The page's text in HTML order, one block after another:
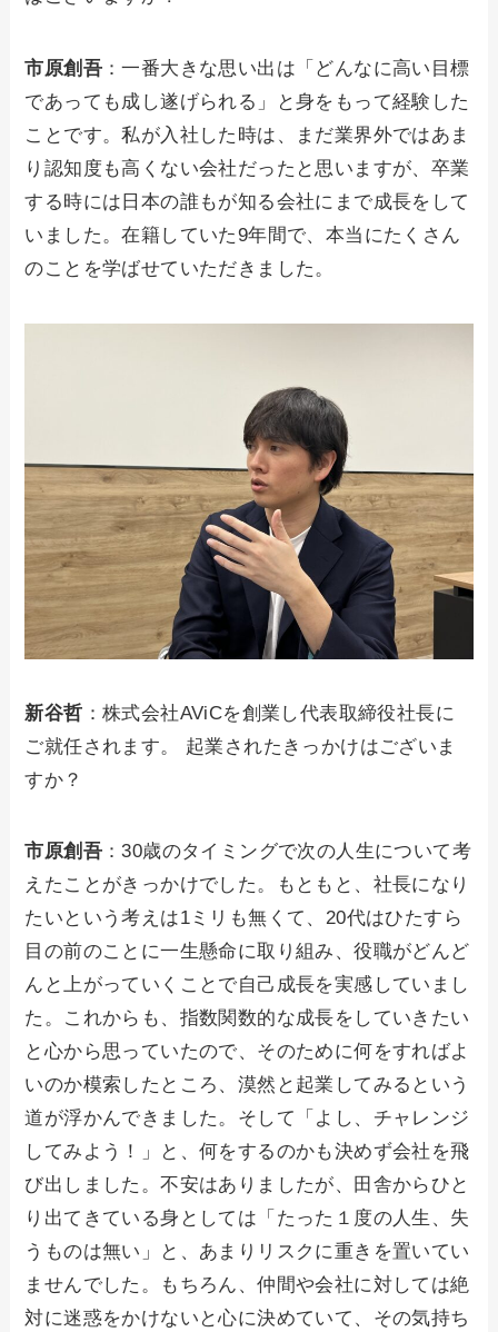
市原創吾 ：一番大きな思い出は「どんなに高い目標
であっても成し遂げられる」と身をもって経験した
ことです。私が入社した時は、まだ業界外ではあま
り認知度も高くない会社だったと思いますが、卒業
する時には日本の誰もが知る会社にまで成長をして
いました。在籍していた9年間で、本当にたくさん
のことを学ばせていただきました。
新谷哲 ：株式会社AViCを創業し代表取締役社長に
ご就任されます。 起業されたきっかけはございま
すか？
市原創吾 ：30歳のタイミングで次の人生について考
えたことがきっかけでした。もともと、社長になり
たいという考えは1ミリも無くて、20代はひたすら
目の前のことに一生懸命に取り組み、役職がどんど
んと上がっていくことで自己成長を実感していまし
た。これからも、指数関数的な成長をしていきたい
と心から思っていたので、そのために何をすればよ
いのか模索したところ、漠然と起業してみるという
道が浮かんできました。そして「よし、チャレンジ
してみよう！」と、何をするのかも決めず会社を飛
び出しました。不安はありましたが、田舎からひと
り出てきている身としては「たった１度の人生、失
うものは無い」と、あまりリスクに重きを置いてい
ませんでした。もちろん、仲間や会社に対しては絶
対に迷惑をかけないと心に決めていて、その気持ち